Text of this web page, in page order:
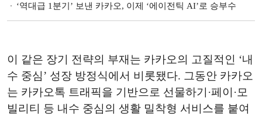
‘역대급 1분기’ 보낸 카카오, 이제 ‘에이전틱 AI’로 승부수
이 같은 장기 전략의 부재는 카카오의 고질적인 ‘내
수 중심’ 성장 방정식에서 비롯됐다. 그동안 카카오
는 카카오톡 트래픽을 기반으로 선물하기·페이·모
빌리티 등 내수 중심의 생활 밀착형 서비스를 붙여